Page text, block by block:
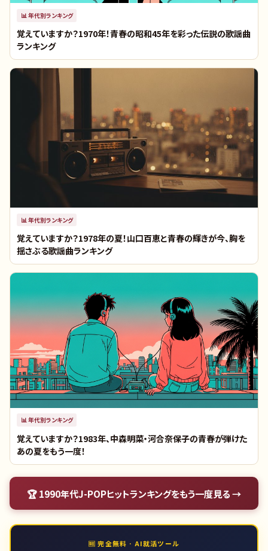
📊 年代別ランキング
覚えていますか？1970年！青春の昭和45年を彩った伝説の歌謡曲
ランキング
📊 年代別ランキング
覚えていますか？1978年の夏！山口百恵と青春の輝きが今、胸を
揺さぶる歌謡曲ランキング
📊年代別ランキング
覚えていますか？1983年、中森明菜・河合奈保子の青春が弾けた
あの夏をもう一度！
🏆1990年代J-POPヒットランキングをもう一度見る →
🆓 完全無料 · AI就活ツール